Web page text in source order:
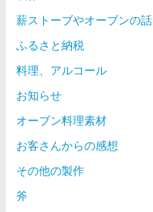
薪ストーブやオーブンの話
ふるさと納税
料理、アルコール
お知らせ
オーブン料理素材
お客さんからの感想
その他の製作
斧